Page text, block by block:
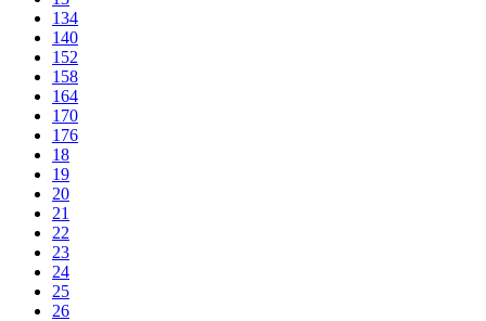
134
140
152
158
164
170
176
18
19
20
21
22
23
24
25
26